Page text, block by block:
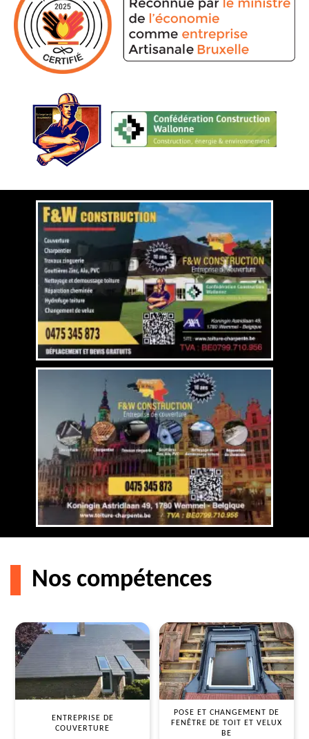
Nos compétences
ENTREPRISE DE
COUVERTURE
POSE ET CHANGEMENT DE
FENÊTRE DE TOIT ET VELUX
BE